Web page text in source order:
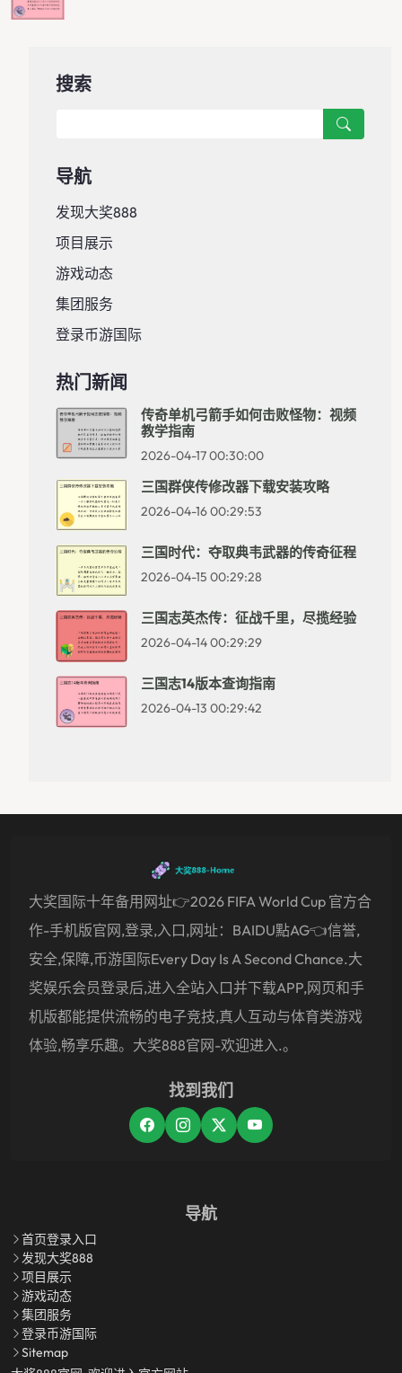
搜索
导航
发现大奖888
项目展示
游戏动态
集团服务
登录币游国际
热门新闻
传奇单机弓箭手如何击败怪物：视频
教学指南
2026-04-17 00:30:00
三国群侠传修改器下载安装攻略
2026-04-16 00:29:53
三国时代：夺取典韦武器的传奇征程
2026-04-15 00:29:28
三国志英杰传：征战千里，尽揽经验
2026-04-14 00:29:29
三国志14版本查询指南
2026-04-13 00:29:42
大奖国际十年备用网址👉2026 FIFA World Cup 官方合
作-手机版官网,登录,入口,网址：BAIDU點AG👈信誉,
安全,保障,币游国际Every Day Is A Second Chance.大
奖娱乐会员登录后,进入全站入口并下载APP,网页和手
机版都能提供流畅的电子竞技,真人互动与体育类游戏
体验,畅享乐趣。大奖888官网-欢迎进入.。
找到我们
导航
首页登录入口
发现大奖888
项目展示
游戏动态
集团服务
登录币游国际
Sitemap